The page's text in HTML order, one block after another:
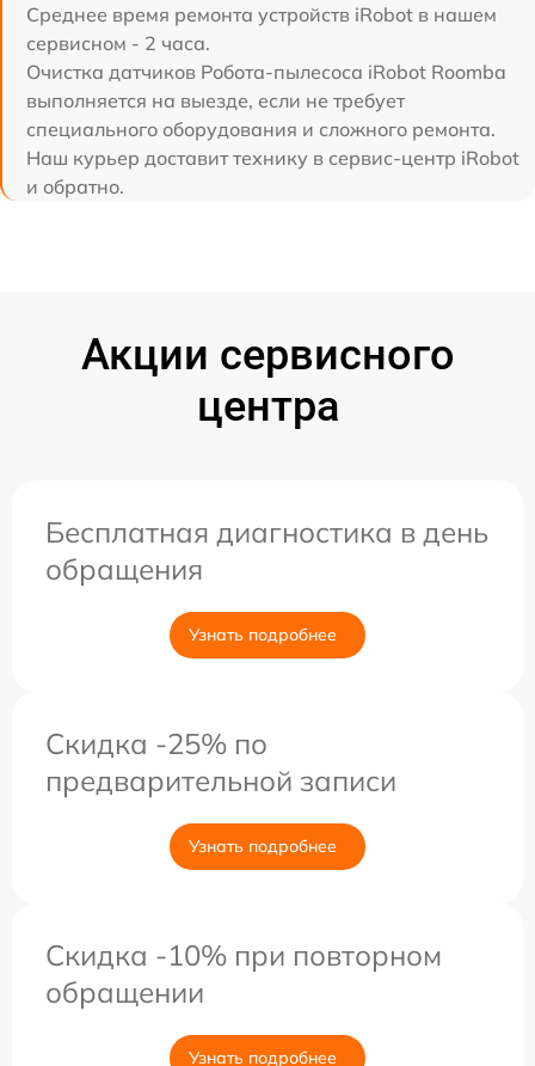
Среднее время ремонта устройств iRobot в нашем
сервисном - 2 часа.
Очистка датчиков Робота-пылесоса iRobot Roomba
выполняется на выезде, если не требует
специального оборудования и сложного ремонта.
Наш курьер доставит технику в сервис-центр iRobot
и обратно.
Акции сервисного
центра
Бесплатная диагностика в день
обращения
Узнать подробнее
Скидка -25% по
предварительной записи
Узнать подробнее
Скидка -10% при повторном
обращении
Узнать подробнее